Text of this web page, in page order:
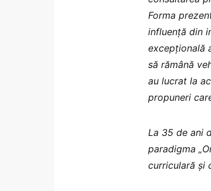
Forma
influență din
excepțională
să rămână
au lucrat la
propuneri
La 35 de ani
paradigma
curriculară și